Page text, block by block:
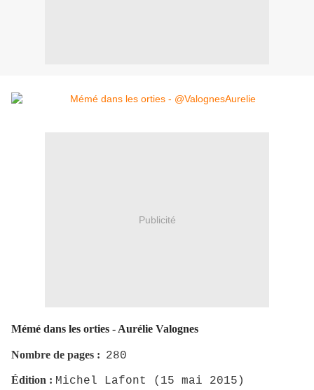
Publicité
Mémé dans les orties - Aurélie Valognes
Nombre de pages : 280
Édition : Michel Lafont (15 mai 2015)